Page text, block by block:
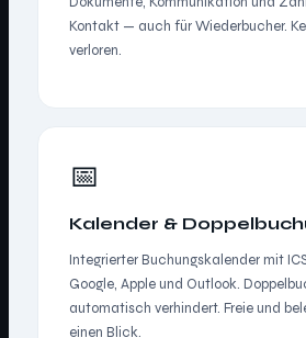
Kontakt — auch für Wiederbucher.
verloren.
📅
Kalender &
Integrierter Buchungskalender mit
Google, Apple und Outlook.
automatisch verhindert. Freie und
einen Blick.